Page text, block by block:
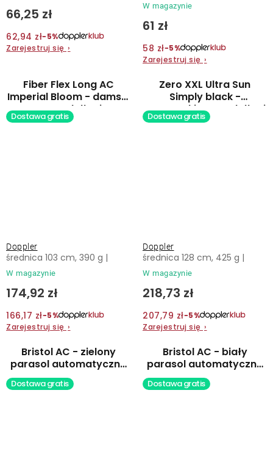
66,25 zł
62,94 zł−5%
Zarejestruj się ›
W magazynie
61 zł
58 zł−5%
Zarejestruj się ›
Fiber Flex Long AC
Imperial Bloom - damski
parasol długi
automatyczny
Dostawa gratis
Doppler
W magazynie
174,92 zł
166,17 zł−5%
Zarejestruj się ›
średnica 103 cm, 390 g |
Zero XXL Ultra Sun
Simply black -
partnerski parasol długi
Dostawa gratis
Doppler
W magazynie
218,73 zł
207,79 zł−5%
Zarejestruj się ›
średnica 128 cm, 425 g |
Bristol AC - zielony
parasol automatyczny
typu prostego
Dostawa gratis
Bristol AC - biały
parasol automatyczny
typu prostego
Dostawa gratis